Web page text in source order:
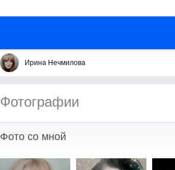
Ирина Нечмилова
Фотографии
Фото со мной